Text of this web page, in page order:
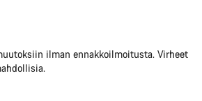
ilman ennakkoilmoitusta. Virheet